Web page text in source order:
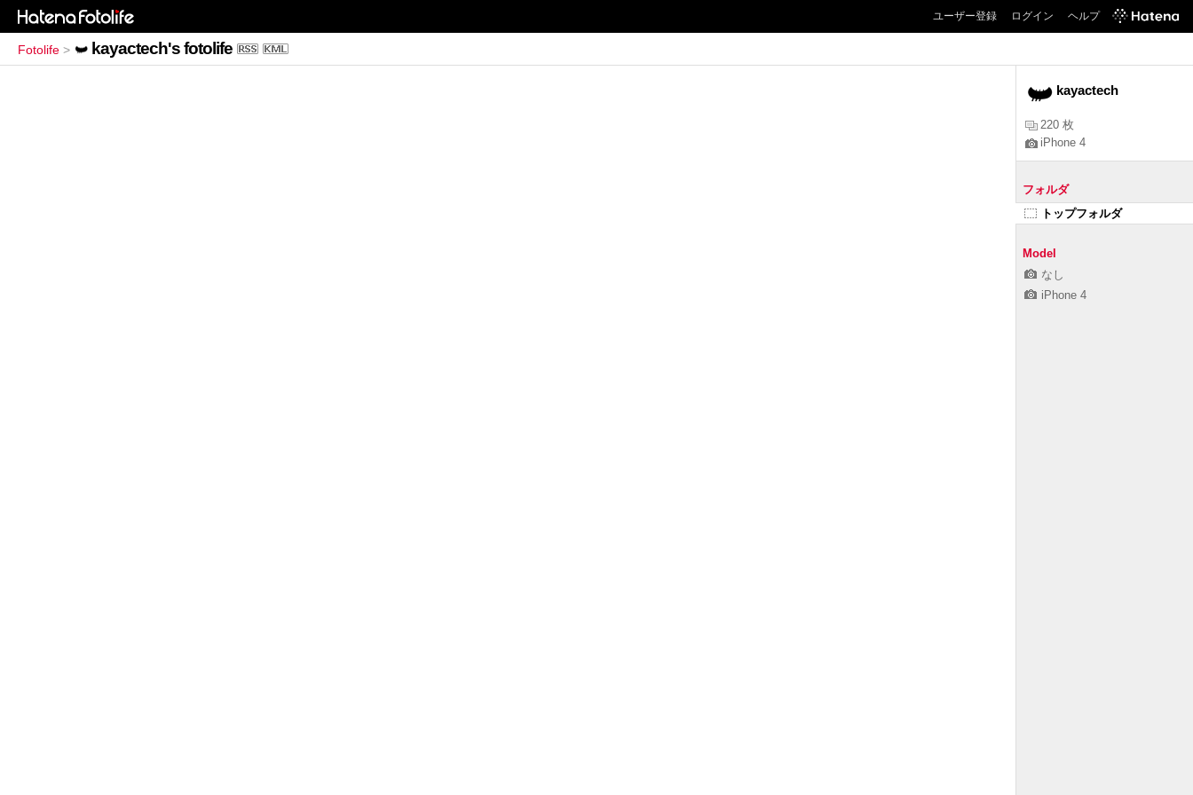
ユーザー登録 ログイン ヘルプ
Fotolife > kayactech's fotolife
kayactech
220 枚
iPhone 4
フォルダ
トップフォルダ
Model
なし
iPhone 4